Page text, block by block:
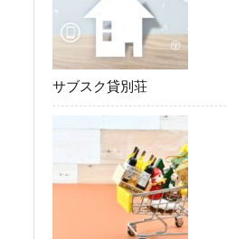
サブスク貸別荘